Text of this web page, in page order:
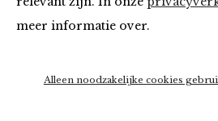
meer informatie over.
Alleen noodzakelijke cookies
Home Winkel Kleding